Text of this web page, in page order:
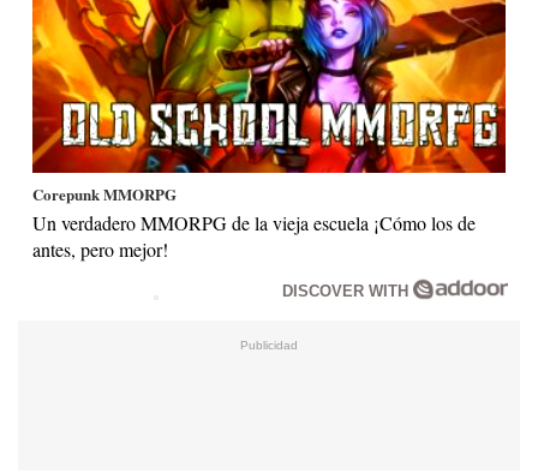
Corepunk MMORPG
Un verdadero MMORPG de la vieja escuela ¡Cómo los de
antes, pero mejor!
DISCOVER WITH